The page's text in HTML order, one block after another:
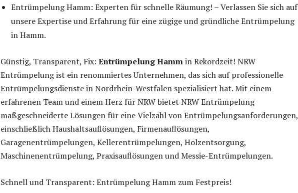
Entrümpelung Hamm: Experten für schnelle Räumung! – Verlassen Sie sich auf
unsere Expertise und Erfahrung für eine zügige und gründliche Entrümpelung
in Hamm.
Günstig, Transparent, Fix: Entrümpelung Hammin Rekordzeit! NRW
Entrümpelung ist ein renommiertes Unternehmen, das sich auf professionelle
Entrümpelungsdienste in Nordrhein-Westfalen spezialisiert hat. Mit einem
erfahrenen Team und einem Herz für NRW bietet NRW Entrümpelung
maßgeschneiderte Lösungen für eine Vielzahl von Entrümpelungsanforderungen,
einschließlich Haushaltsauflösungen, Firmenauflösungen,
Garagenentrümpelungen, Kellerentrümpelungen, Holzentsorgung,
Maschinenentrümpelung, Praxisauflösungen und Messie-Entrümpelungen.
Schnell und Transparent: Entrümpelung Hamm zum Festpreis!